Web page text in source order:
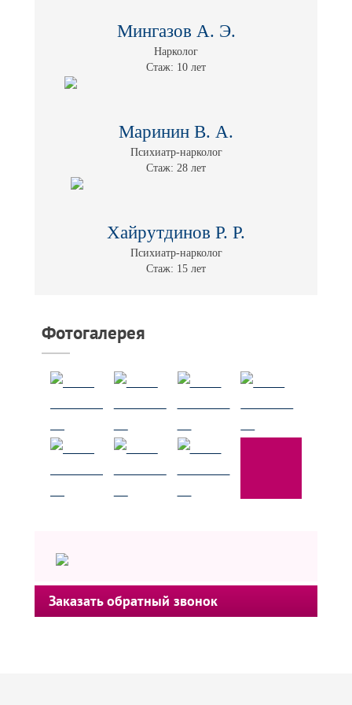
Мингазов А. Э.
Нарколог
Стаж: 10 лет
Маринин В. А.
Психиатр-нарколог
Стаж: 28 лет
Хайрутдинов Р. Р.
Психиатр-нарколог
Стаж: 15 лет
Фотогалерея
Заказать обратный звонок